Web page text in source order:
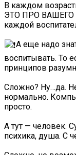
В каждом
ЭТО ПРО ВАШЕГО
каждой
А еще надо
воспитывать. То
принципов
Сложно? Ну…да.
нормально.
просто.
А тут — человек.
психика, душа. С